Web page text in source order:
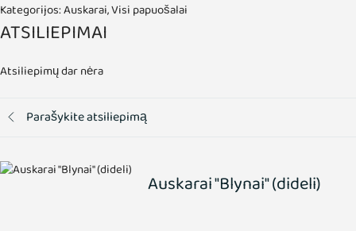
Kategorijos:Auskarai,Visi papuošalai
ATSILIEPIMAI
Atsiliepimų dar nėra
Parašykite atsiliepimą
Auskarai "Blynai" (dideli)